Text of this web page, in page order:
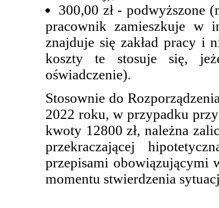
300,00 zł - podwyższone
pracownik zamieszkuje w
znajduje się zakład pracy i
koszty te stosuje się,
oświadczenie).
Stosownie do
2022 roku, w przypadku
kwoty 12800 zł, należna
przekraczającej
przepisami obowiązującymi
momentu stwierdzenia